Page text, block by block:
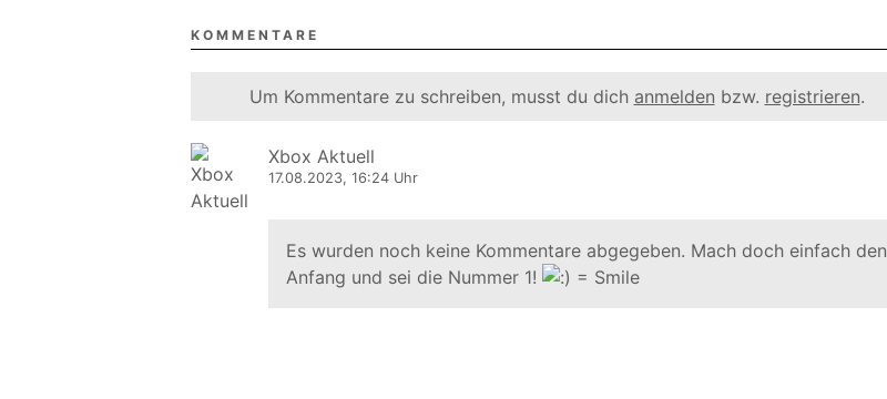
KOMMENTARE
Um Kommentare zu schreiben, musst du dich anmelden bzw. registrieren.
Xbox Aktuell
17.08.2023, 16:24 Uhr
Es wurden noch keine Kommentare abgegeben. Mach doch einfach den
Anfang und sei die Nummer 1!